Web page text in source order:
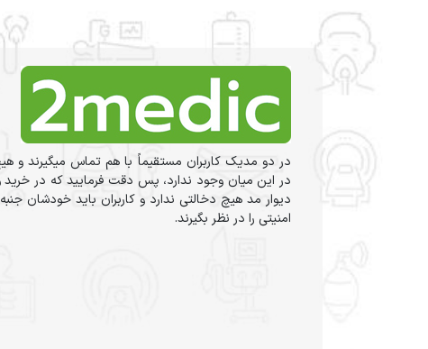
در دو مدیک کاربران مستقیماً با هم تماس میگیرند و
در این میان وجود ندارد، پس دقت فرمایید که در
دیوار مد هیچ دخالتی ندارد و کاربران باید خودشان
امنیتی را در نظر بگیرند.